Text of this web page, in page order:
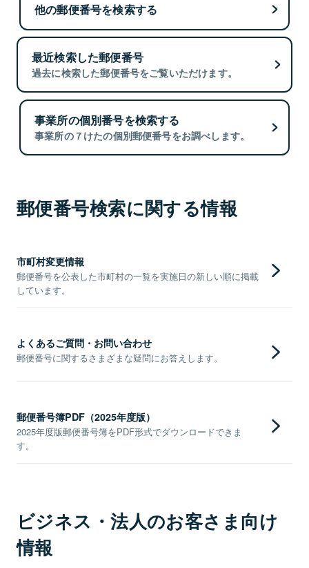
他の郵便番号を検索する
最近検索した郵便番号
過去に検索した郵便番号をご覧いただけます。
事業所の個別番号を検索する
事業所の７けたの個別郵便番号をお調べします。
郵便番号検索に関する情報
市町村変更情報
郵便番号を公表した市町村の一覧を実施日の新しい順に掲載
しています。
よくあるご質問・お問い合わせ
郵便番号に関するさまざまな疑問にお答えします。
郵便番号簿PDF（2025年度版）
2025年度版郵便番号簿をPDF形式でダウンロードできま
す。
ビジネス・法人のお客さま向け
情報